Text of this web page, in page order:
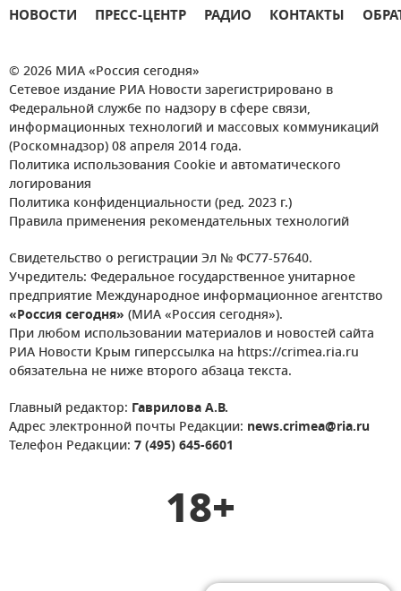
НОВОСТИ ПРЕСС-ЦЕНТР РАДИО КОНТАКТЫ
© 2026 МИА «Россия сегодня»
Сетевое издание РИА Новости зарегистрировано в
Федеральной службе по надзору в сфере связи,
информационных технологий и массовых коммуникаций
(Роскомнадзор) 08 апреля 2014 года.
Политика использования Cookie и автоматического
логирования
Политика конфиденциальности (ред. 2023 г.)
Правила применения рекомендательных технологий
Свидетельство о регистрации Эл № ФС77-57640.
Учредитель: Федеральное государственное унитарное
предприятие Международное информационное агентство
«Россия сегодня» (МИА «Россия сегодня»).
При любом использовании материалов и новостей сайта
РИА Новости Крым гиперссылка на https://crimea.ria.ru
обязательна не ниже второго абзаца текста.
Главный редактор: Гаврилова А.В.
Адрес электронной почты Редакции: news.crimea@ria.ru
Телефон Редакции: 7 (495) 645-6601
18+